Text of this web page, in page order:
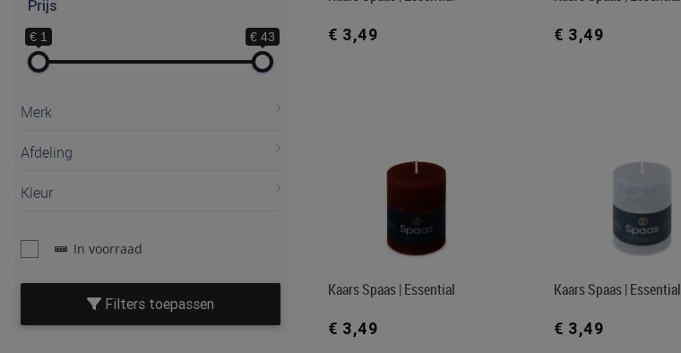
Prijs
€ 1 € 43
Merk
Afdeling
Kleur
In voorraad
Filters toepassen
€ 3,49 € 3,49
Kaars Spaas | Essential
€ 3,49
Kaars Spaas | Essential
€ 3,49